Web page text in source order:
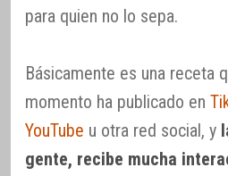
para quien no lo sepa.
Básicamente es una receta
momento ha publicado en
YouTube u otra red social, y
gente, recibe mucha